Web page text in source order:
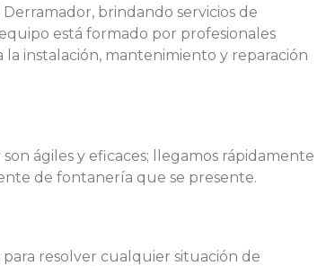
brindando servicios de
está formado por profesionales
instalación, mantenimiento y reparación
ágiles y eficaces; llegamos rápidamente
de fontanería que se presente.
resolver cualquier situación de